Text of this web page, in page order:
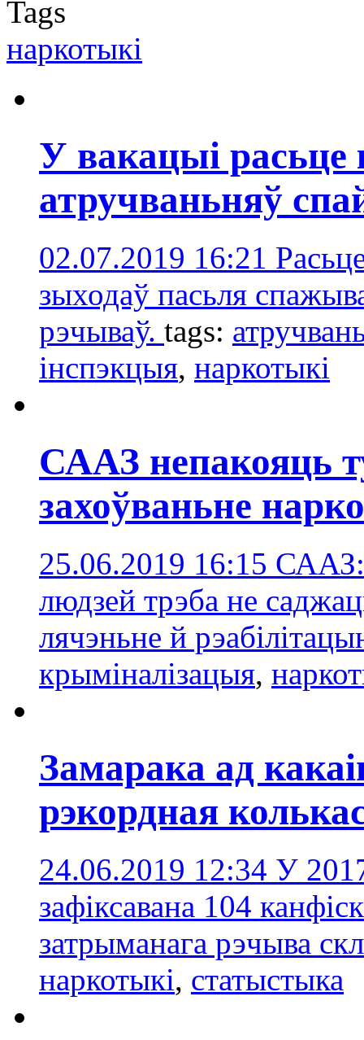
Tags
наркотыкі
У вакацыі расьце
атручваньняў
02.07.2019 16:21
зыходаў пасьля
рэчываў. tags:
інспэкцыя, наркотыкі
СААЗ непакояць
захоўваньне
25.06.2019 16:15 СААЗ:
людзей трэба не
лячэньне й
крыміналізацыя,
Замарака ад
рэкордная
24.06.2019 12:34 У
зафіксавана 104
затрыманага рэчыва
наркотыкі, статыстыка